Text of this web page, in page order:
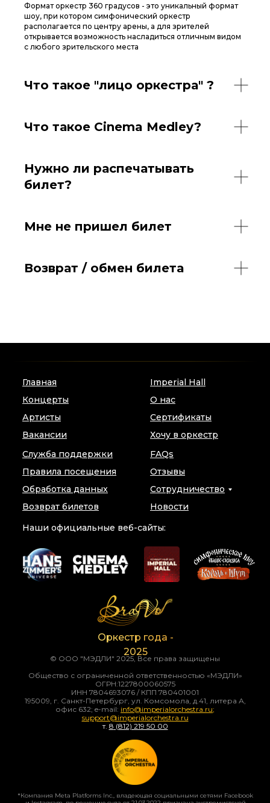
Формат оркестр 360 градусов - это уникальный формат
шоу, при котором симфонический оркестр
располагается по центру арены, а для зрителей
открывается возможность насладиться отличным видом
с любого зрительского места
Что такое "лицо оркестра" ?
Что такое Сinema Medley?
Нужно ли распечатывать
билет?
Мне не пришел билет
Возврат / обмен билета
*Компания Meta Platforms Inc., владеющая социальными сетями Facebook
© ООО "МЭДЛИ" 2025, Все права защищены
Общество с ограниченной ответственностью «МЭДЛИ»
ОГРН:1227800060575
ИНН 7804693076 / КПП 780401001
195009, г. Санкт-Петербург, ул. Комсомола, д.41, литера А,
офис 632; e-mail: info@imperialorchestra.ru;
support@imperialorchestra.ru
т. 8 (812) 219 50 00
Главная
Концерты
Артисты
Вакансии
Imperial Hall
О нас
Сертификаты
Хочу в оркестр
FAQs
Отзывы
Сотрудничество
Новости
Возврат билетов
Служба поддержки
Правила посещения
Обработка данных
Наши официальные веб-сайты:
Оркестр года -
2025